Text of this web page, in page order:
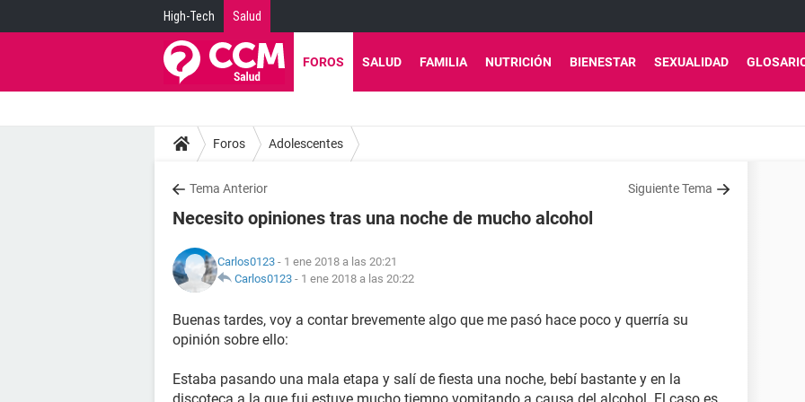
High-Tech Salud
FOROS SALUD FAMILIA NUTRICIÓN BIENESTAR SEXUALIDAD
Foros Adolescentes
Tema Anterior Siguiente Tema
Necesito opiniones tras una noche de mucho alcohol
Carlos0123 - 1 ene 2018 a las 20:21
Carlos0123 - 1 ene 2018 a las 20:22
Buenas tardes, voy a contar brevemente algo que me pasó hace poco y querría su
opinión sobre ello:
Estaba pasando una mala etapa y salí de fiesta una noche, bebí bastante y en la